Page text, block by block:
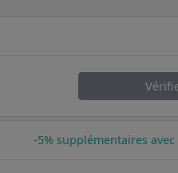
-5% supplémentaires